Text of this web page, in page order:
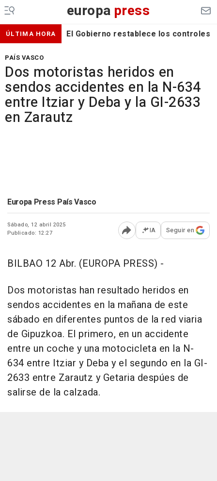
europa press
ÚLTIMA HORA El Gobierno restablece los
PAÍS VASCO
Dos motoristas heridos en
sendos accidentes en la N-634
entre Itziar y Deba y la GI-2633
en Zarautz
Europa Press País Vasco
Sábado, 12 abril 2025
Publicado: 12:27
Abrir opciones para
IA Seguir en
BILBAO 12 Abr. (EUROPA PRESS) -
Dos motoristas han resultado heridos en
sendos accidentes en la mañana de este
sábado en diferentes puntos de la red viaria
de Gipuzkoa. El primero, en un accidente
entre un coche y una motocicleta en la N-
634 entre Itziar y Deba y el segundo en la GI-
2633 entre Zarautz y Getaria despúes de
salirse de la calzada.